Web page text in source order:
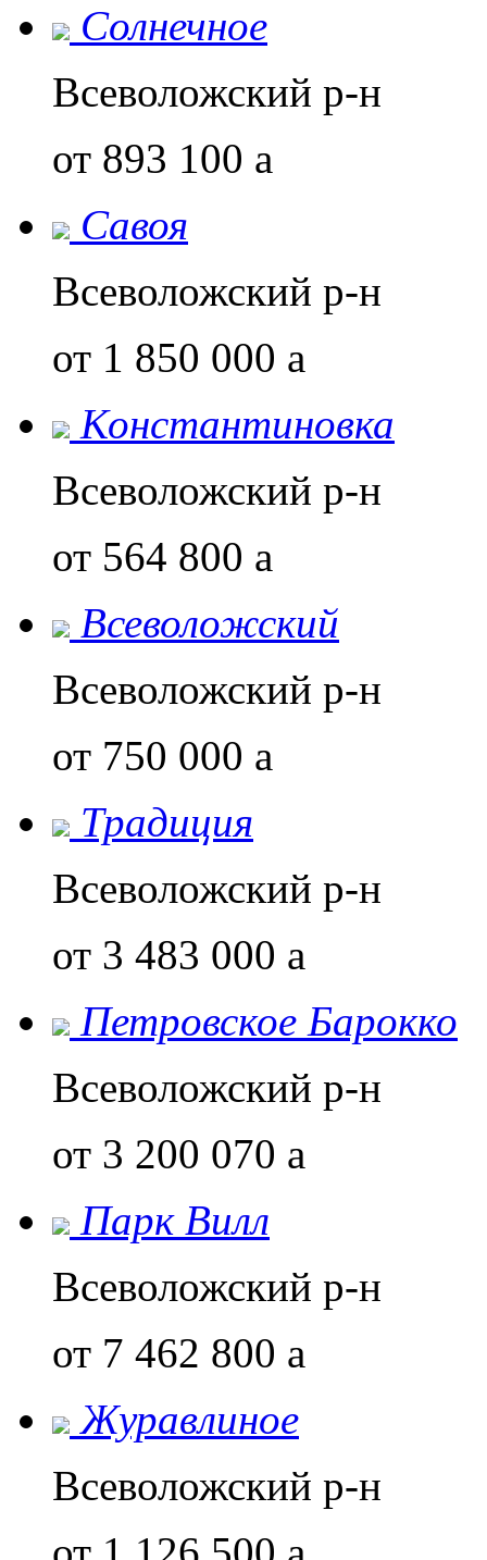
Солнечное
Всеволожский р-н
от 893 100 a
Савоя
Всеволожский р-н
от 1 850 000 a
Константиновка
Всеволожский р-н
от 564 800 a
Всеволожский
Всеволожский р-н
от 750 000 a
Традиция
Всеволожский р-н
от 3 483 000 a
Петровское Барокко
Всеволожский р-н
от 3 200 070 a
Парк Вилл
Всеволожский р-н
от 7 462 800 a
Журавлиное
Всеволожский р-н